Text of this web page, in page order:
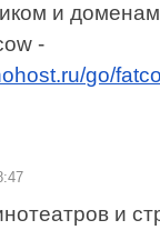
и
-
go/
и